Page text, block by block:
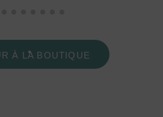
À LA BOUTIQUE